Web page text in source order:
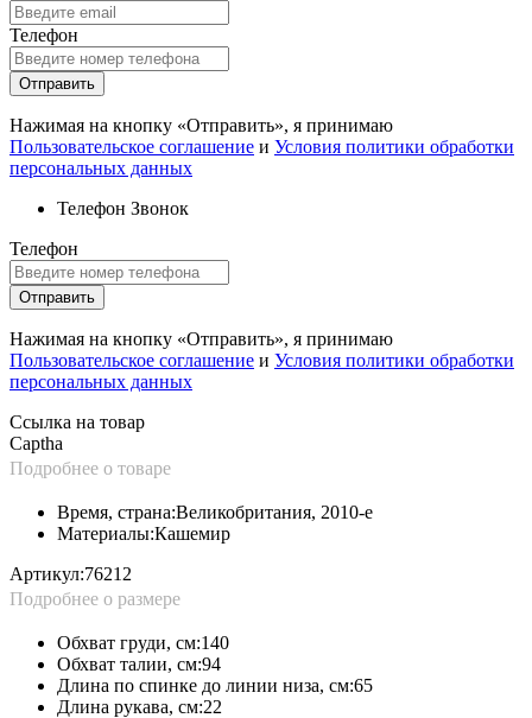
Телефон
Отправить
Нажимая на кнопку «Отправить», я принимаю
Пользовательское соглашение и Условия политики обработки
персональных данных
Телефон Звонок
Телефон
Отправить
Нажимая на кнопку «Отправить», я принимаю
Пользовательское соглашение и Условия политики обработки
персональных данных
Ссылка на товар
Captha
Подробнее о товаре
Материалы:Кашемир
Время, страна:Великобритания, 2010-е
Артикул:76212
Подробнее о размере
Длина рукава, см:22
Длина по спинке до линии низа, см:65
Обхват талии, см:94
Обхват груди, см:140